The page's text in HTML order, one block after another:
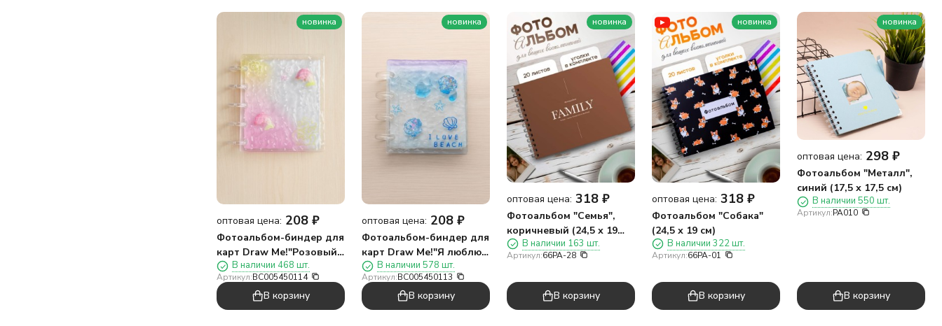
новинка
оптовая цена: 208 ₽
Фотоальбом-биндер для
карт Draw Me!"Розовый
пляж",20
страниц(13*12,5см)
В наличии 468 шт.
Артикул:BC005450114
В корзину
новинка
оптовая цена: 208 ₽
Фотоальбом-биндер для
карт Draw Me!"Я люблю
пляж",20
страниц(13*12,5см)
В наличии 578 шт.
Артикул:BC005450113
В корзину
новинка
оптовая цена: 318 ₽
Фотоальбом "Семья",
коричневый (24,5 х 19
см) В наличии 163 шт.
Артикул:66PA-28
В корзину
новинка
оптовая цена: 318 ₽
Фотоальбом "Собака"
(24,5 х 19 см)
В наличии 322 шт.
Артикул:66PA-01
В корзину
новинка
оптовая цена: 298 ₽
Фотоальбом "Металл",
синий (17,5 х 17,5 см)
В наличии 550 шт.
Артикул:PA010
В корзину